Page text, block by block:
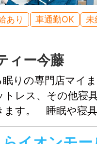
あり 車通勤OK 未
ィー今藤
眠りの専門店マイ
レス、その他寝
す。 睡眠や寝
ますので 販売未
ルマ無し】 スタ